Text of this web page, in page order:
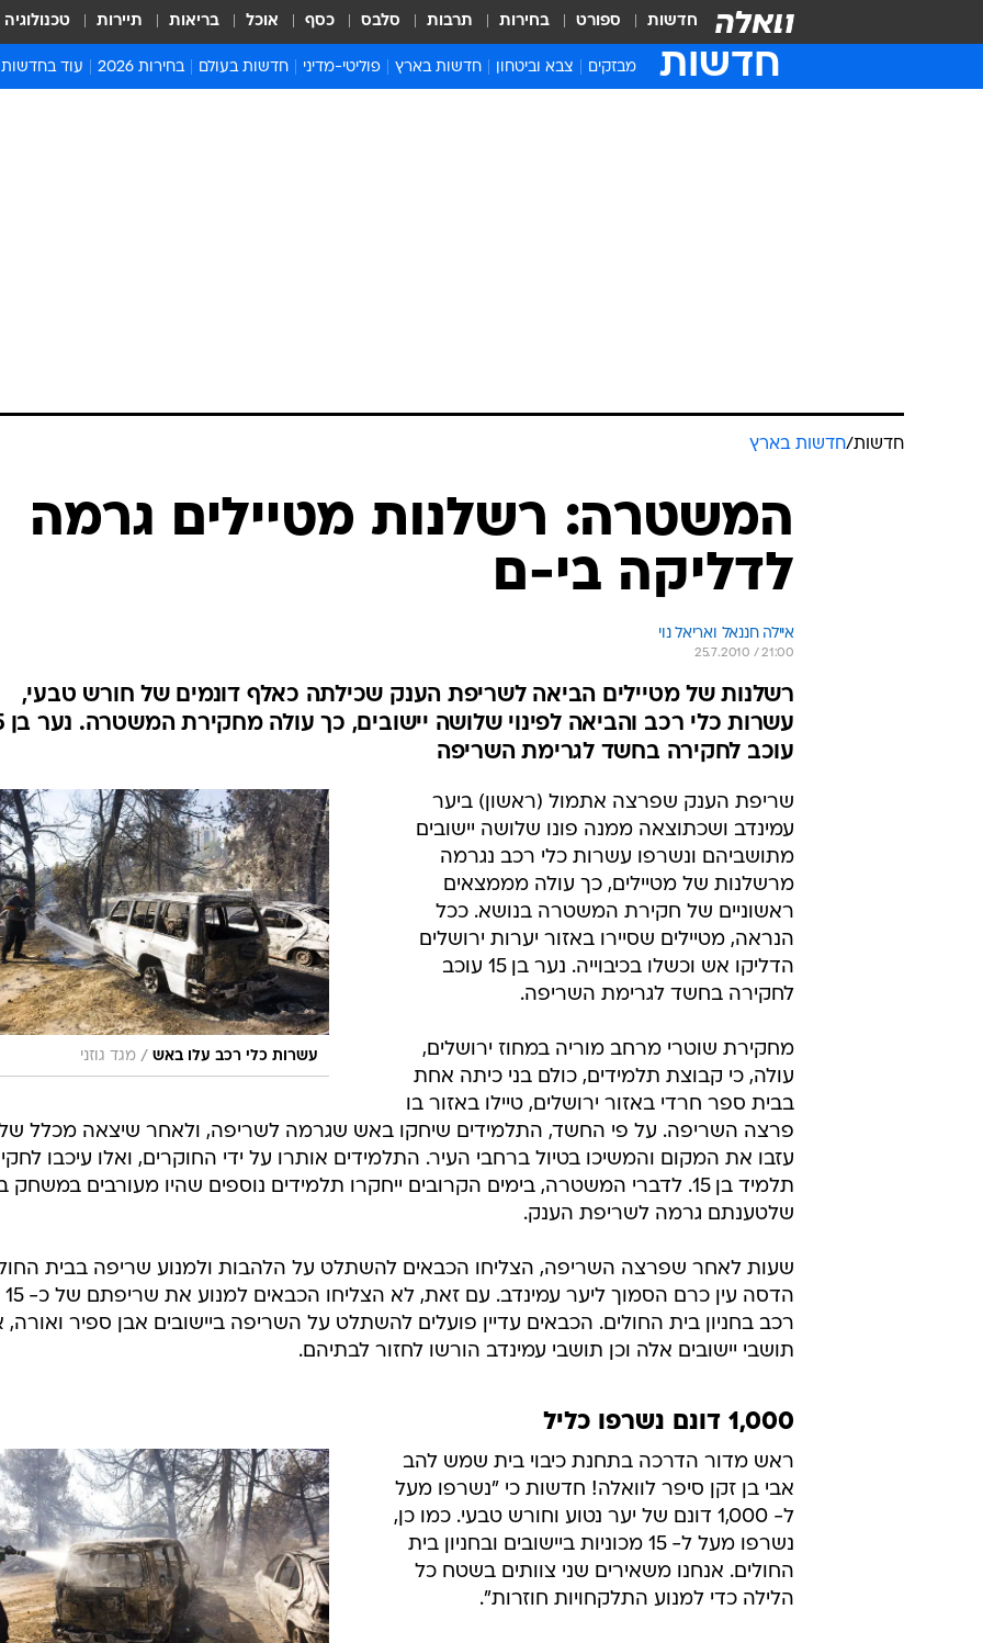
חדשות ספורט בחירות תרבות סלבס כסף אוכל בריאות תיירות טכנולוגיה
חדשות מבזקים צבא וביטחון חדשות בארץ פוליטי-מדיני חדשות בעולם בחירות 2026 עוד בחדשות
המייל האדום
חדשות/חדשות בארץ
המשטרה: רשלנות מטיילים גרמה
לדליקה בי-ם
איילה חננאל ואריאל נוי
25.7.2010 / 21:00
רשלנות של מטיילים הביאה לשריפת הענק שכילתה כאלף דונמים של חורש טבעי,
עשרות
עוכב לחקירה בחשד לגרימת השריפה
עשרות כלי רכב עלו באש / מגד גוזני
שריפת הענק שפרצה אתמול (ראשון) ביער
עמינדב ושכתוצאה ממנה פונו שלושה יישובים
מתושביהם ונשרפו עשרות כלי רכב נגרמה
מרשלנות של מטיילים, כך עולה מממצאים
ראשוניים של חקירת המשטרה בנושא. ככל
הנראה, מטיילים שסיירו באזור יערות ירושלים
הדליקו אש וכשלו בכיבוייה. נער בן 15 עוכב
לחקירה בחשד לגרימת השריפה.
מחקירת שוטרי מרחב מוריה במחוז ירושלים,
עולה, כי קבוצת תלמידים, כולם בני כיתה אחת
בבית ספר חרדי באזור ירושלים, טיילו באזור בו
פרצה השריפה. על פי החשד, התלמידים שיחקו באש שגרמה לשריפה, ולאחר שיצאה מכלל
עזבו את המקום והמשיכו בטיול ברחבי העיר. התלמידים אותרו על ידי החוקרים, ואלו עיכבו
תלמיד בן 15. לדברי המשטרה, בימים הקרובים ייחקרו תלמידים נוספים שהיו מעורבים
שלטענתם גרמה לשריפת הענק.
שעות לאחר שפרצה השריפה, הצליחו הכבאים להשתלט על הלהבות ולמנוע שריפה בבית
רכב בחניון בית החולים. הכבאים עדיין פועלים להשתלט על השריפה ביישובים אבן ספיר ואורה,
תושבי יישובים אלה וכן תושבי עמינדב הורשו לחזור לבתיהם.
1,000 דונם נשרפו כליל
ראש מדור הדרכה בתחנת כיבוי בית שמש להב
אבי בן זקן סיפר לוואלה! חדשות כי "נשרפו מעל
ל- 1,000 דונם של יער נטוע וחורש טבעי. כמו כן,
נשרפו מעל ל- 15 מכוניות ביישובים ובחניון בית
החולים. אנחנו משאירים שני צוותים בשטח כל
הלילה כדי למנוע התלקחויות חוזרות".